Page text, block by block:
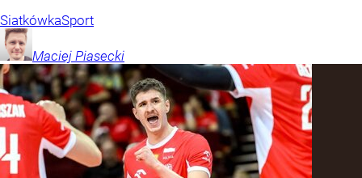
SiatkówkaSport
Maciej Piasecki